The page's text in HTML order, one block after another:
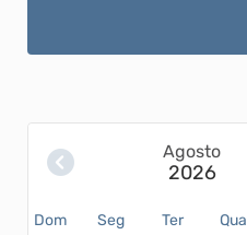
Agosto
2026
Dom Seg Ter Qua